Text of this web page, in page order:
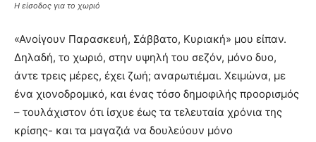
Η είσοδος για το χωριό
«Ανοίγουν Παρασκευή, Σάββατο, Κυριακή» μου είπαν.
Δηλαδή, το χωριό, στην υψηλή του σεζόν, μόνο δυο,
άντε τρεις μέρες, έχει ζωή; αναρωτιέμαι. Χειμώνα, με
ένα χιονοδρομικό, και ένας τόσο δημοφιλής προορισμός
– τουλάχιστον ότι ίσχυε έως τα τελευταία χρόνια της
κρίσης- και τα μαγαζιά να δουλεύουν μόνο